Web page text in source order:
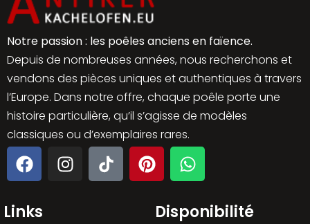
Notre passion : les poêles anciens en faïence.
Depuis de nombreuses années, nous recherchons et
vendons des pièces uniques et authentiques à travers
l’Europe. Dans notre offre, chaque poêle porte une
histoire particulière, qu’il s’agisse de modèles
classiques ou d’exemplaires rares.
Links Disponibilité